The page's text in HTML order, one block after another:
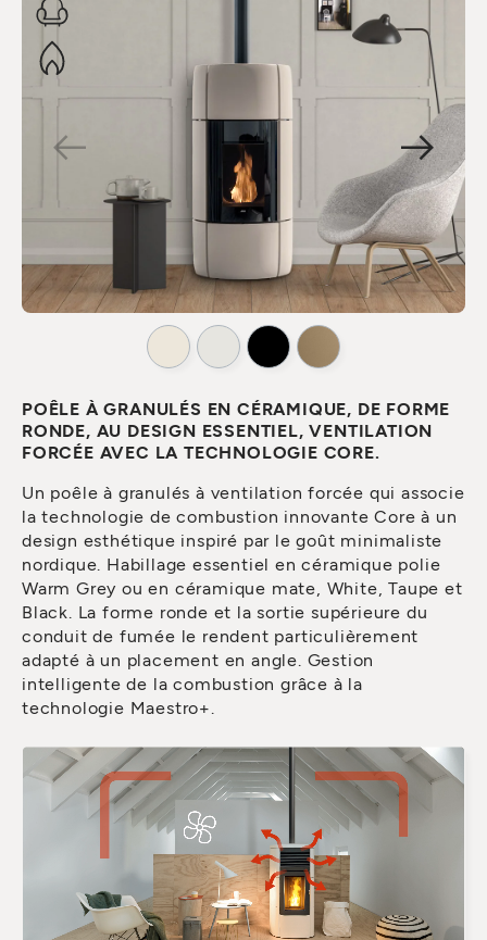
POÊLE À GRANULÉS EN CÉRAMIQUE, DE FORME
RONDE, AU DESIGN ESSENTIEL, VENTILATION
FORCÉE AVEC LA TECHNOLOGIE CORE.
Un poêle à granulés à ventilation forcée qui associe
la technologie de combustion innovante Core à un
design esthétique inspiré par le goût minimaliste
nordique. Habillage essentiel en céramique polie
Warm Grey ou en céramique mate, White, Taupe et
Black. La forme ronde et la sortie supérieure du
conduit de fumée le rendent particulièrement
adapté à un placement en angle. Gestion
intelligente de la combustion grâce à la
technologie Maestro+.